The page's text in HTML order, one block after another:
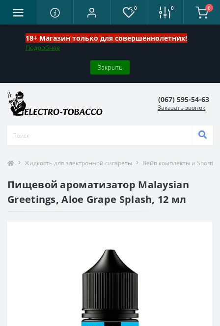
18+ Магазин только для совершеннолетних!
Подробнее
Закрыть
0 0 0
(067) 595-54-63
Заказать звонок
Жидкость для электронной сигареты Вейп комплекты и
Пищевой ароматизатор Malaysian
Greetings, Aloe Grape Splash, 12 мл